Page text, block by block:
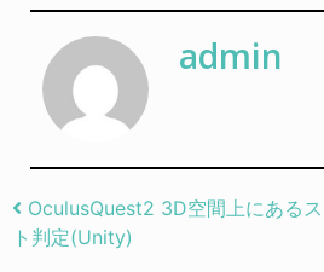
admin
Post navigation
OculusQuest2 3D空間上にある
ト判定(Unity)